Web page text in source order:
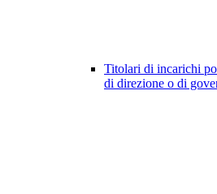
Titolari di incarichi
di direzione o di